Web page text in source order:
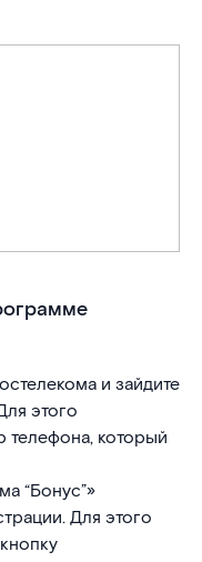
и зайдите
этого
телефона, который
“Бонус”»
Для этого